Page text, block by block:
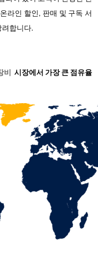
라인 할인, 판매 및 구독 서
려합니다.
비
시장에서 가장 큰 점유율